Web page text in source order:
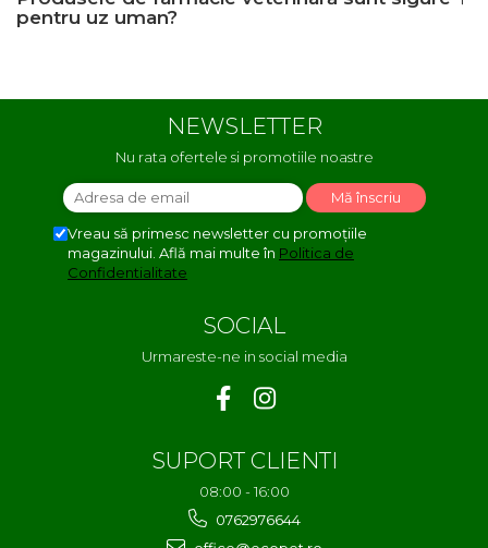
pentru uz uman?
NEWSLETTER
Nu rata ofertele si promotiile noastre
Vreau să primesc newsletter cu promoțiile
magazinului. Află mai multe în Politica de
Confidentialitate
SOCIAL
Urmareste-ne in social media
SUPORT CLIENTI
08:00 - 16:00
0762976644